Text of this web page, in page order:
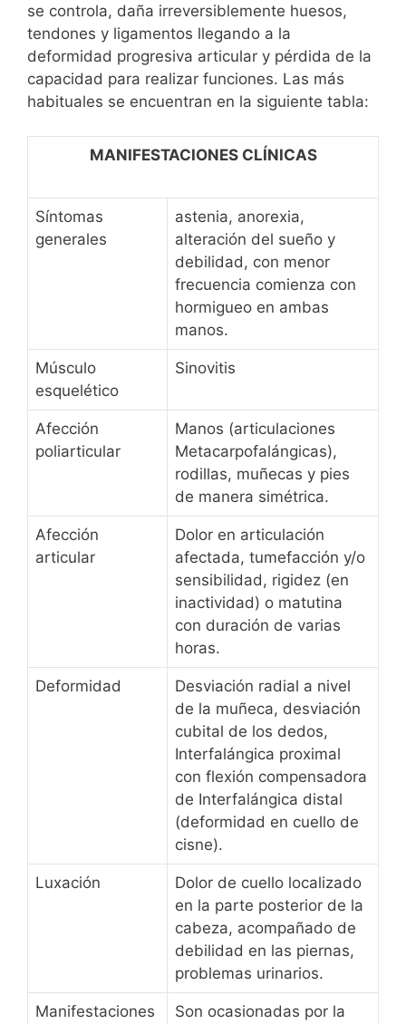
se controla, daña irreversiblemente huesos,
tendones y ligamentos llegando a la
deformidad progresiva articular y pérdida de la
capacidad para realizar funciones. Las más
habituales se encuentran en la siguiente tabla:
MANIFESTACIONES CLÍNICAS
Síntomas
generales
astenia, anorexia,
alteración del sueño y
debilidad, con menor
frecuencia comienza con
hormigueo en ambas
manos.
Músculo
esquelético
Sinovitis
Afección
poliarticular
Manos (articulaciones
Metacarpofalángicas),
rodillas, muñecas y pies
de manera simétrica.
Afección
articular
Dolor en articulación
afectada, tumefacción y/o
sensibilidad, rigidez (en
inactividad) o matutina
con duración de varias
horas.
Deformidad
Desviación radial a nivel
de la muñeca, desviación
cubital de los dedos,
Interfalángica proximal
con flexión compensadora
de Interfalángica distal
(deformidad en cuello de
cisne).
Luxación
Dolor de cuello localizado
en la parte posterior de la
cabeza, acompañado de
debilidad en las piernas,
problemas urinarios.
Manifestaciones
Son ocasionadas por la